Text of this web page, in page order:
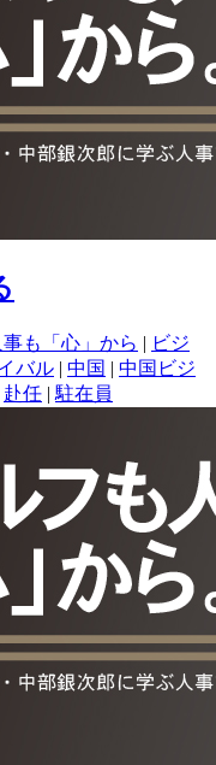
も「心」から | ビジ
バル | 中国 | 中国ビジ
赴任 | 駐在員